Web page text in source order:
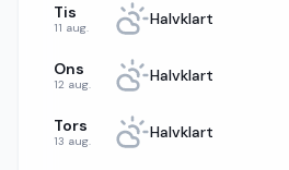
Tis
11 aug. Halvklart
Ons
12 aug. Halvklart
Tors
13 aug. Halvklart